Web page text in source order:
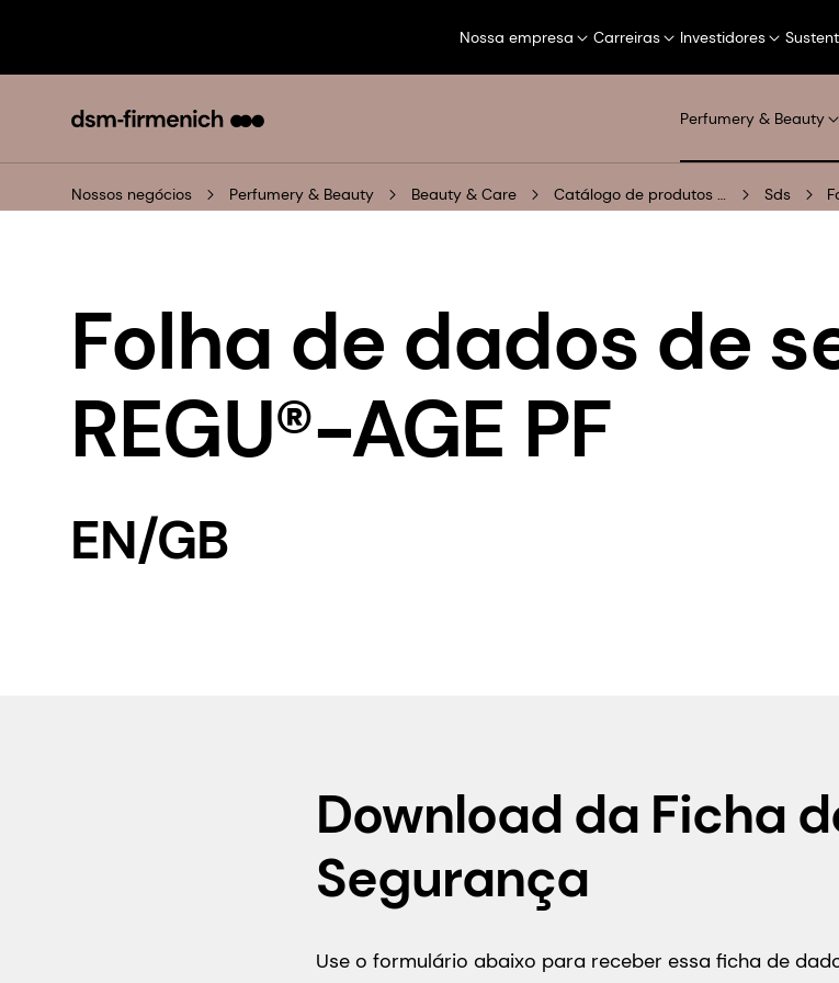
Nossa empresa Carreiras Investidores
Perfumery & Beauty
Nossos negócios Perfumery & Beauty Beauty & Care Catálogo de produtos digitais Sds
Folha de dados de
REGU®-AGE PF
EN/GB
Download da Ficha
Segurança
Use o formulário abaixo para receber essa ficha de